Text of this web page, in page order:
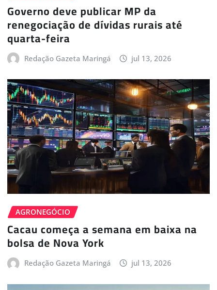
Governo deve publicar MP da
renegociação de dívidas rurais até
quarta-feira
Redação Gazeta Maringá jul 13, 2026
AGRONEGÓCIO
Cacau começa a semana em baixa na
bolsa de Nova York
Redação Gazeta Maringá jul 13, 2026